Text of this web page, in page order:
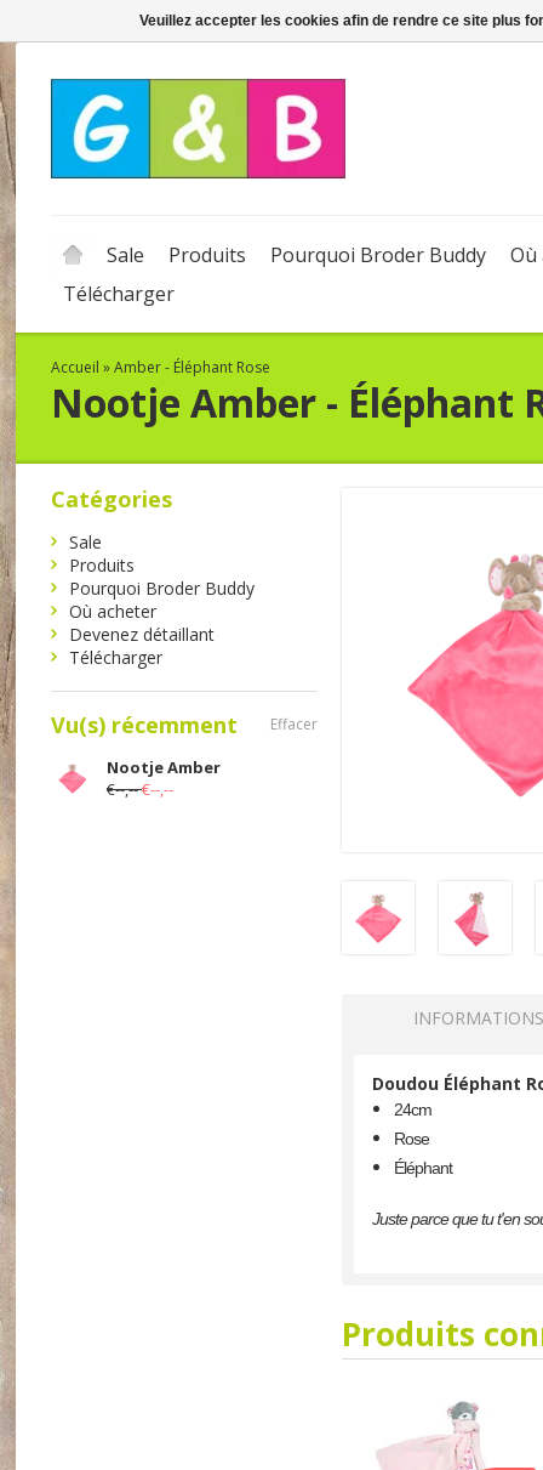
Sale Produits Pourquoi Broder Buddy
Où
Télécharger
Accueil »Amber - Éléphant Rose
Nootje Amber - Éléphant
INFORMATIONS
Doudou Éléphant
24cm
Rose
Éléphant
Juste parce que tu t'en
Produits
Catégories
Sale
Produits
Pourquoi Broder Buddy
Où acheter
Devenez détaillant
Télécharger
Vu(s) récemment Effacer
Nootje Amber
€--,--€--,--
Veuillez accepter les cookies afin de rendre ce site plus